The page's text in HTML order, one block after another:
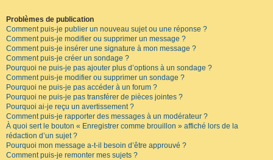
Problèmes de publication
Comment puis-je publier un nouveau sujet ou une réponse ?
Comment puis-je modifier ou supprimer un message ?
Comment puis-je insérer une signature à mon message ?
Comment puis-je créer un sondage ?
Pourquoi ne puis-je pas ajouter plus d’options à un sondage ?
Comment puis-je modifier ou supprimer un sondage ?
Pourquoi ne puis-je pas accéder à un forum ?
Pourquoi ne puis-je pas transférer de pièces jointes ?
Pourquoi ai-je reçu un avertissement ?
Comment puis-je rapporter des messages à un modérateur ?
À quoi sert le bouton « Enregistrer comme brouillon » affiché lors de la
rédaction d’un sujet ?
Pourquoi mon message a-t-il besoin d’être approuvé ?
Comment puis-je remonter mes sujets ?